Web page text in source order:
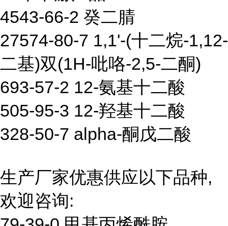
4543-66-2 癸二腈
27574-80-7 1,1'-(十二烷-1,12-
二基)双(1H-吡咯-2,5-二酮)
693-57-2 12-氨基十二酸
505-95-3 12-羟基十二酸
328-50-7 alpha-酮戊二酸
生产厂家优惠供应以下品种,
欢迎咨询: